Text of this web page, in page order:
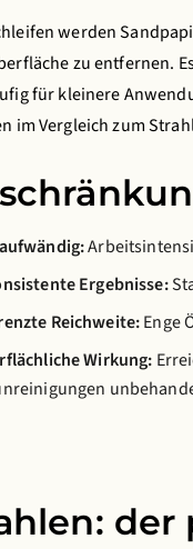
werden
zu entfernen.
für kleinere
im Vergleich zum
Ergebnisse:
Reichweite:Enge
Wirkung:
der